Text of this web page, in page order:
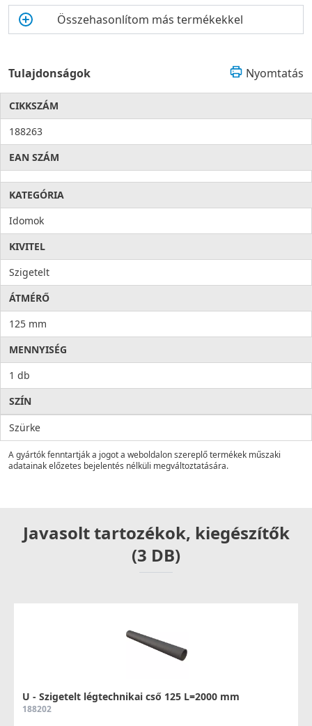
Összehasonlítom más termékekkel
Tulajdonságok Nyomtatás
CIKKSZÁM
188263
EAN SZÁM
KATEGÓRIA
Idomok
KIVITEL
Szigetelt
ÁTMÉRŐ
125 mm
MENNYISÉG
1 db
SZÍN
Szürke
A gyártók fenntartják a jogot a weboldalon szereplő termékek műszaki
adatainak előzetes bejelentés nélküli megváltoztatására.
Javasolt tartozékok, kiegészítők
(3 DB)
U - Szigetelt légtechnikai cső 125 L=2000 mm
188202